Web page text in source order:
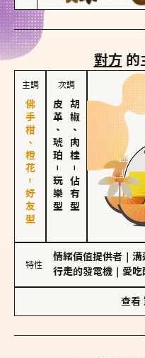
對方 的
主調
佛手柑、橙花－好友型
次調
皮革、琥珀
－
玩樂型
胡椒、肉桂
－
佔有型
特性
情緒價值提供者 溝
行走的發電機
愛吃
查看